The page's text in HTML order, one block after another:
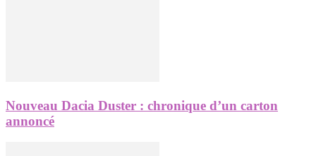
Nouveau Dacia Duster : chronique d’un carton
annoncé